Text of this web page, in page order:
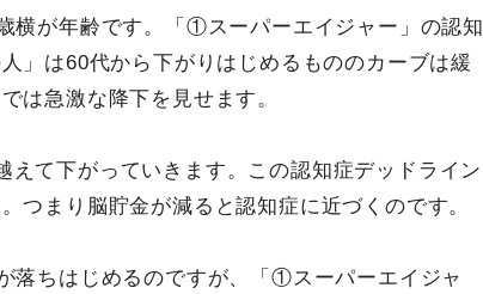
横が年齢です。「①スーパーエイジャー」の認知
」は60代から下がりはじめるもののカーブは緩
は急激な降下を見せます。
えて下がっていきます。この認知症デッドライン
つまり脳貯金が減ると認知症に近づくのです。
落ちはじめるのですが、「①スーパーエイジャ